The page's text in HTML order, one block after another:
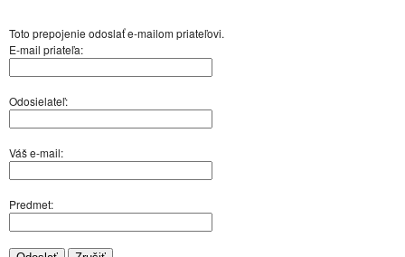
Toto prepojenie odoslať e-mailom priateľovi.
E-mail priateľa:
Odosielateľ:
Váš e-mail:
Predmet: